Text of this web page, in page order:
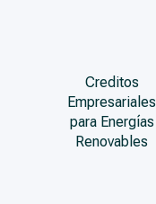
Creditos
Empresariales
para Energías
Renovables